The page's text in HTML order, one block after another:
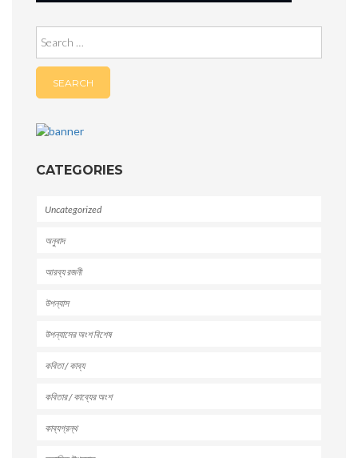
for:
CATEGORIES
Uncategorized
অনুবাদ
আরব্য রজনী
উপন্যাস
উপন্যাসের অংশ বিশেষ
কবিতা / কাব্য
কবিতার / কাব্যের অংশ
কাব্যগ্রন্থ